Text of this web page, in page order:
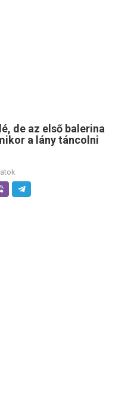
de az első balerina
a lány táncolni